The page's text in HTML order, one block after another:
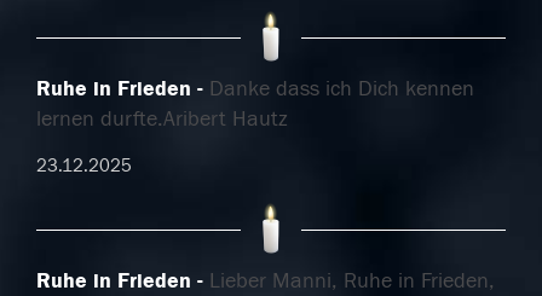
Ruhe in Frieden
Danke dass ich Dich kennen
lernen durfte.Aribert Hautz
23.12.2025
Ruhe in Frieden
Lieber Manni, Ruhe in Frieden,